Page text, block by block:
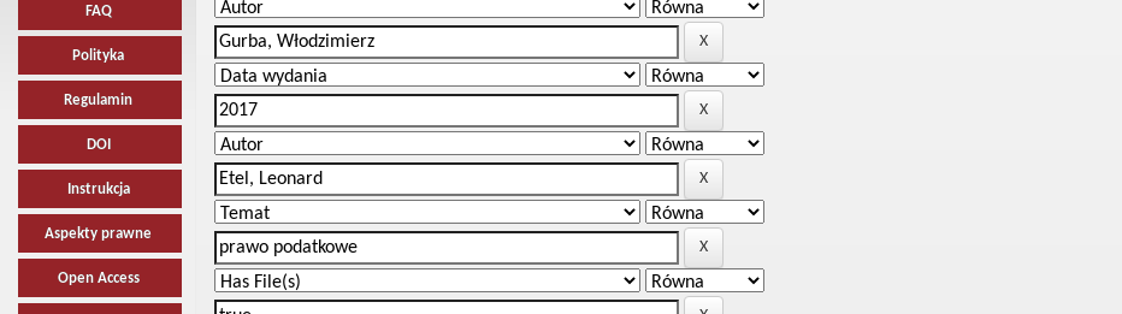
FAQ
Polityka
Regulamin
DOI
Instrukcja
Aspekty prawne
Open Access